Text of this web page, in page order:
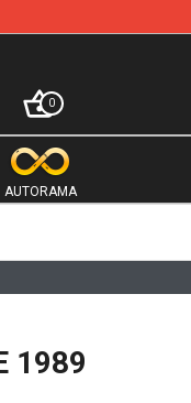
0
AUTORAMA
1989